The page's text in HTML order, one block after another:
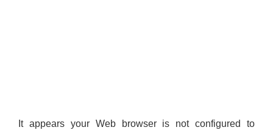
It appears your Web browser is not configured to